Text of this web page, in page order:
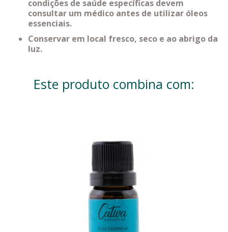
condições de saúde específicas devem
consultar um médico antes de utilizar óleos
essenciais.
Conservar em local fresco, seco e ao abrigo da
luz.
Este produto combina com: